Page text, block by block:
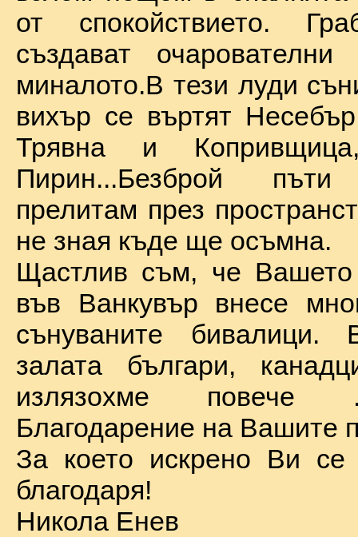
от спокойствието.
създават
миналото.В тези луди
вихър се въртят
Трявна и
Пирин...Безброй
прелитам през
не зная къде ще осъмна.
Щастлив съм, че Вашето
във Ванкувър внесе
сънуваните бивалици.
залата българи,
излязохме
Благодарение на Вашите
За което искрено Ви се
благодаря!
Никола Енев